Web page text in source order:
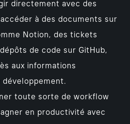
directement avec des
à des documents sur
Notion, des tickets
de code sur GitHub,
aux informations
toute sorte de workflow
en productivité avec